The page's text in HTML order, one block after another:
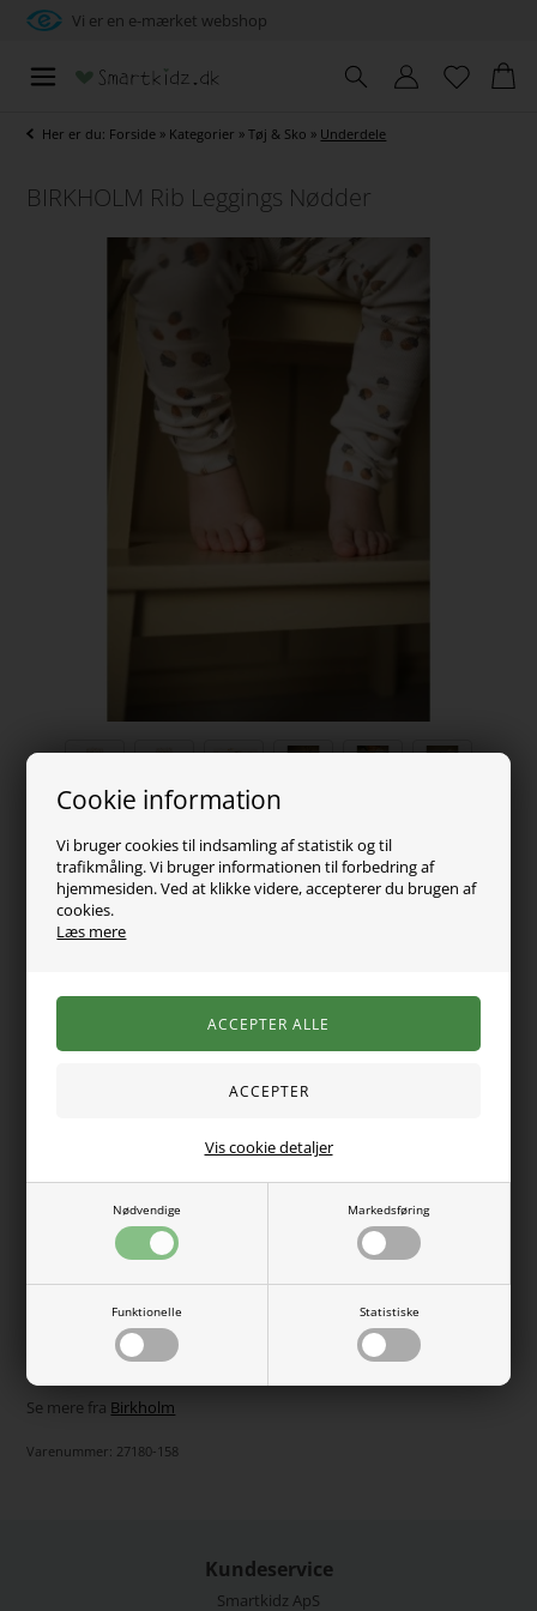
Cookie information
Vi bruger cookies til indsamling af statistik og til
trafikmåling. Vi bruger informationen til forbedring af
hjemmesiden. Ved at klikke videre, accepterer du brugen af
cookies.
Læs mere
Nødvendige Markedsføring
Funktionelle Statistiske
Vis cookie detaljer
Vi er en e-mærket webshop
Her er du: Forside » Kategorier »Tøj & Sko » Underdele
BIRKHOLM Rib Leggings Nødder
159,00DKK
Vælg Størrelse
så de sidder godt til uden at klemme. Super høj kvalitet,
dejligt blødt stof og god åndbarhed. Et must-have til ungernes
står for "Better Cotton Initiative", og BCI-licenserede
landmænd bliver uddannet til at implementere miljøvenlige,
sociale og økonomisk bæredygtige produktionspraksisser.
95% BCI bomuld, 5% elastan.
Vaskes ved 40 grader.
Se mere fra Birkholm
Varenummer: 27180-158
Kundeservice
Smartkidz ApS